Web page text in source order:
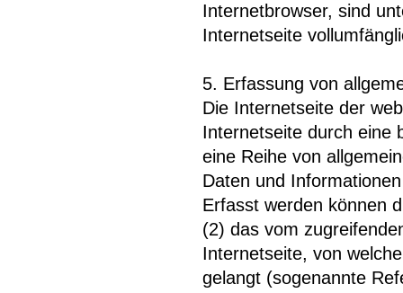
Internetbrowser, sind
Internetseite
5. Erfassung von
Die Internetseite der
Internetseite durch eine
eine Reihe von
Daten und
Erfasst werden können
(2) das vom
Internetseite, von
gelangt (sogenannte